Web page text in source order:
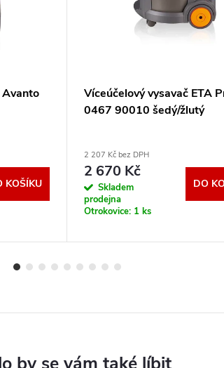
Avanto
KOŠÍKU
Víceúčelový vysavač ETA
0467 90010 šedý/žlutý
2 207 Kč bez DPH
2 670 Kč
Skladem
prodejna
Otrokovice: 1 ks
DO